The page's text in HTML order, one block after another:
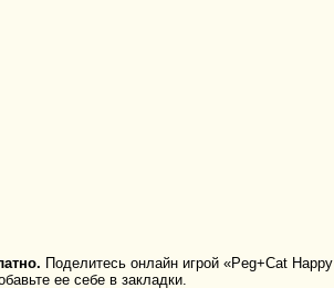
Поделитесь онлайн игрой «Peg+Cat Happy
ее себе в закладки.